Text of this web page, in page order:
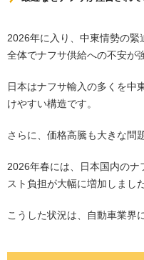
2026年に入り、中東情勢の
全体でナフサ供給への不安が
日本はナフサ輸入の多くを中
けやすい構造です。
さらに、価格高騰も大きな問
2026年春には、日本国内の
スト負担が大幅に増加しました
こうした状況は、自動車業界